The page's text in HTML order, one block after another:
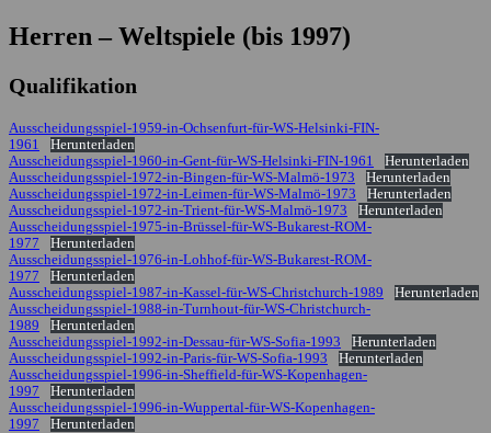
Herren – Weltspiele (bis 1997)
Qualifikation
Ausscheidungsspiel-1959-in-Ochsenfurt-für-WS-Helsinki-FIN-
1961
Herunterladen
Ausscheidungsspiel-1960-in-Gent-für-WS-Helsinki-FIN-1961
Herunterladen
Ausscheidungsspiel-1972-in-Bingen-für-WS-Malmö-1973
Herunterladen
Ausscheidungsspiel-1972-in-Leimen-für-WS-Malmö-1973
Herunterladen
Ausscheidungsspiel-1972-in-Trient-für-WS-Malmö-1973
Herunterladen
Ausscheidungsspiel-1975-in-Brüssel-für-WS-Bukarest-ROM-
1977
Herunterladen
Ausscheidungsspiel-1976-in-Lohhof-für-WS-Bukarest-ROM-
1977
Herunterladen
Ausscheidungsspiel-1987-in-Kassel-für-WS-Christchurch-1989
Herunterladen
Ausscheidungsspiel-1988-in-Turnhout-für-WS-Christchurch-
1989
Herunterladen
Ausscheidungsspiel-1992-in-Dessau-für-WS-Sofia-1993
Herunterladen
Ausscheidungsspiel-1992-in-Paris-für-WS-Sofia-1993
Herunterladen
Ausscheidungsspiel-1996-in-Sheffield-für-WS-Kopenhagen-
1997
Herunterladen
Ausscheidungsspiel-1996-in-Wuppertal-für-WS-Kopenhagen-
1997
Herunterladen